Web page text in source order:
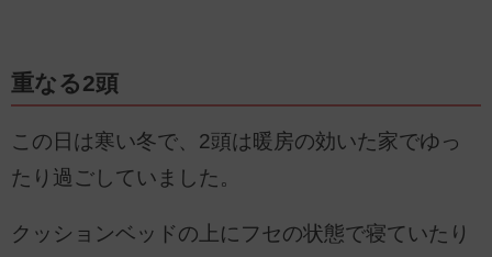
重なる2頭
この日は寒い冬で、2頭は暖房の効いた家でゆっ
たり過ごしていました。
クッションベッドの上にフセの状態で寝ていたり